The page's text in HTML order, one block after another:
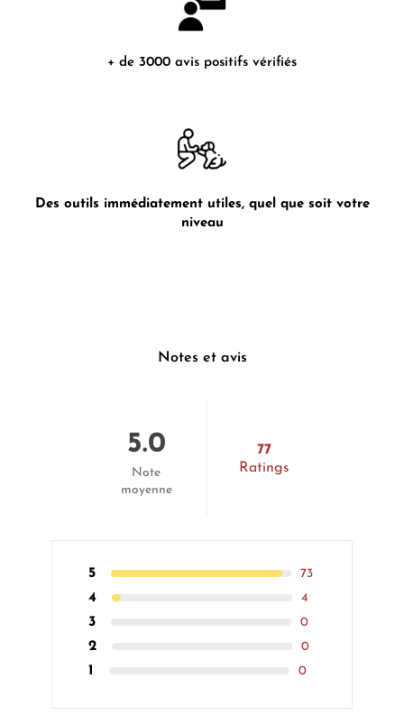
+ de 3000 avis positifs vérifiés
Des outils immédiatement utiles, quel que soit votre
niveau
Notes et avis
5.0
Note
moyenne
77
Ratings
5 73
4 4
3 0
2 0
1 0